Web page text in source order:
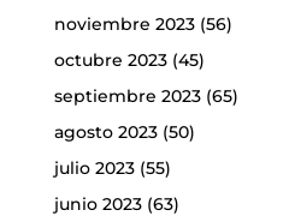
noviembre 2023(56)
octubre 2023(45)
septiembre 2023(65)
agosto 2023(50)
julio 2023(55)
junio 2023(63)